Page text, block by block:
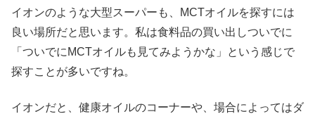
イオンのような大型スーパーも、MCTオイルを探すには
良い場所だと思います。私は食料品の買い出しついでに
「ついでにMCTオイルも見てみようかな」という感じで
探すことが多いですね。
イオンだと、健康オイルのコーナーや、場合によってはダ